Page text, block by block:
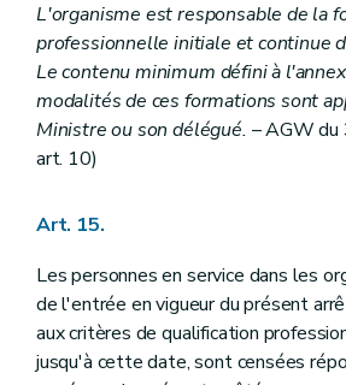
L'organisme est responsable de la
professionnelle initiale et continue
Le contenu minimum défini à
modalités de ces formations sont
Ministre ou son délégué. – AGW du
art. 10)
Art. 15.
Les personnes en service dans les
de l'entrée en vigueur du présent
aux critères de qualification
jusqu'à cette date, sont censées